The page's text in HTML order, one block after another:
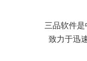
三品软件是
致力于迅